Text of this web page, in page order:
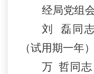
经局党组
刘
磊同
（试用期一年）
万 哲同志